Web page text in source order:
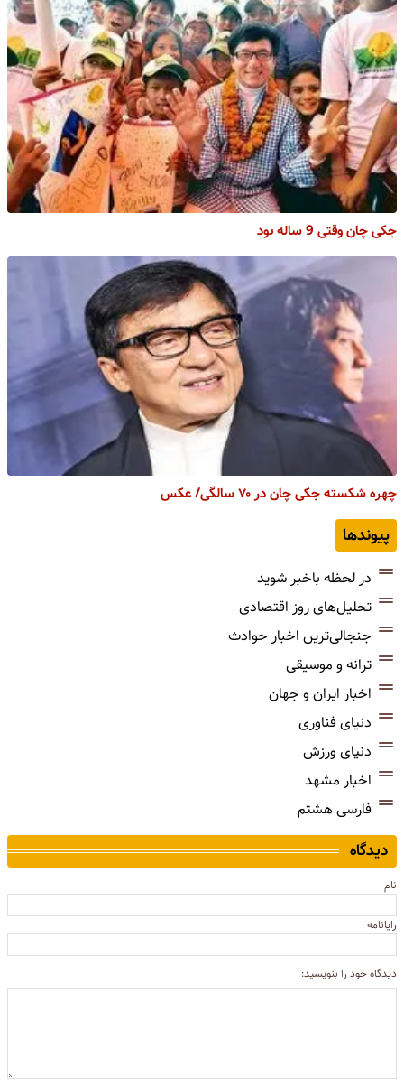
جکی چان وقتی 9 ساله بود
چهره شکسته جکی چان در ۷۰ سالگی/ عکس
پیوندها
در لحظه باخبر شوید
تحلیل‌های روز اقتصادی
جنجالی‌ترین اخبار حوادث
ترانه و موسیقی
اخبار ایران و جهان
دنیای فناوری
دنیای ورزش
اخبار مشهد
فارسی هشتم
دیدگاه
نام
رایانامه
دیدگاه خود را بنویسید: